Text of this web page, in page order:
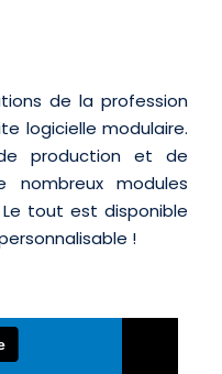
de la profession
logicielle modulaire.
production et de
modules
tout est disponible
!